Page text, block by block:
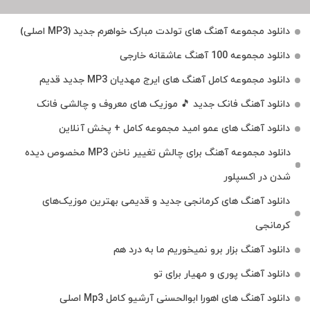
دانلود مجموعه آهنگ های تولدت مبارک خواهرم جدید (MP3 اصلی)
دانلود مجموعه 100 آهنگ عاشقانه خارجی
دانلود مجموعه کامل آهنگ های ایرج مهدیان MP3 جدید قدیم
دانلود آهنگ فانک جدید 🎵 موزیک‌ های معروف و چالشی فانک
دانلود آهنگ های عمو امید مجموعه کامل + پخش آنلاین
دانلود مجموعه آهنگ برای چالش تغییر ناخن MP3 مخصوص دیده
شدن در اکسپلور
دانلود آهنگ‌ های کرمانجی جدید و قدیمی بهترین موزیک‌های
کرمانجی
دانلود آهنگ بزار برو نمیخوریم ما به درد هم
دانلود آهنگ پوری و مهیار برای تو
دانلود آهنگ های اهورا ابوالحسنی آرشیو کامل Mp3 اصلی